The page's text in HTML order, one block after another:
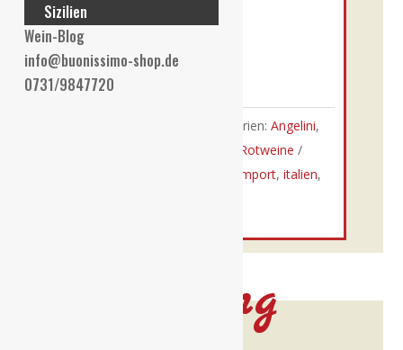
Nicht vorrätig
Auf die Wunschliste
Kategorien: Angelini,
Trockene Rotweine
direktimport, italien,
Beschreibung
Sizilien
Wein-Blog
info@buonissimo-shop.de
0731/9847720